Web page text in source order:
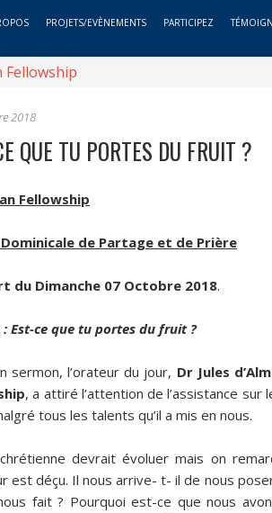
PROJETS/EVÈNEMENTS PARTICIPEZ
2018
QUE TU PORTES DU FRUIT ?
Fellowship
de Partage et de Prière
du Dimanche 07 Octobre 2018.
: Est-ce que tu portes du fruit ?
sermon, l’orateur du jour, Dr Jules
, a attiré l’attention de l’assistance
tous les talents qu’il a mis en nous.
devrait évoluer mais on
est déçu. Il nous arrive- t- il de nous
fait ? Pourquoi est-ce que nous